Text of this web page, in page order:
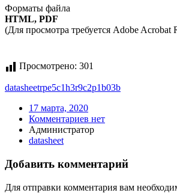
Форматы файла
HTML, PDF
(Для просмотра требуется Adobe Acrobat
Просмотрено: 301
datasheetrpe5c1h3r9c2p1b03b
17 марта, 2020
Комментариев нет
Администратор
datasheet
Добавить комментарий
Для отправки комментария вам